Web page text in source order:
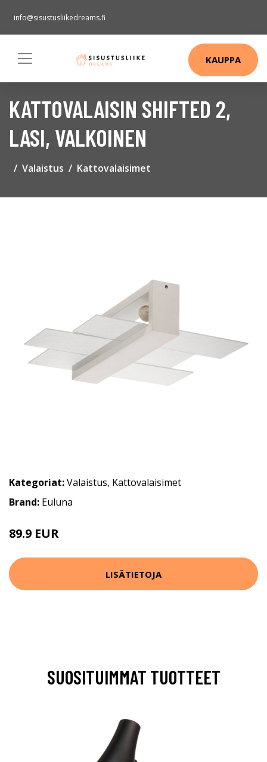
info@sisustusliikedreams.fi
KAUPPA
KATTOVALAISIN SHIFTED 2,
LASI, VALKOINEN
Valaistus Kattovalaisimet
Kategoriat:Valaistus, Kattovalaisimet
Brand: Euluna
89.9 EUR
LISÄTIETOJA
SUOSITUIMMAT TUOTTEET